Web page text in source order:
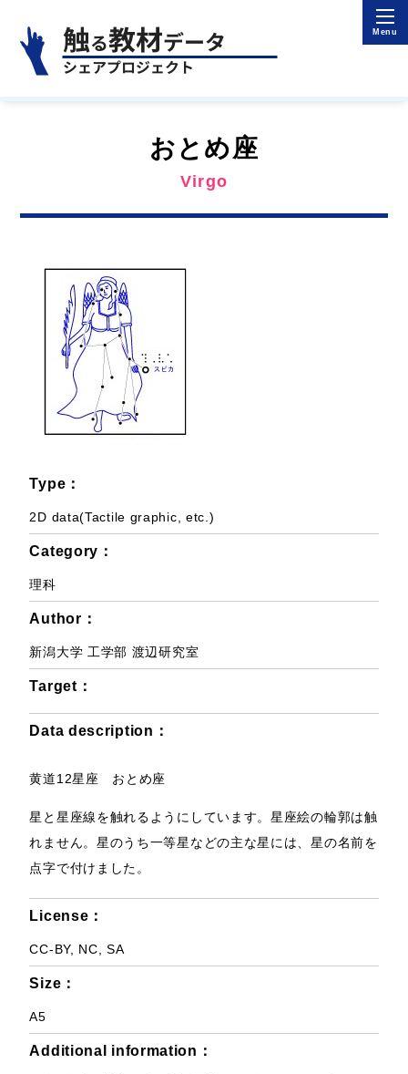
おとめ座
Virgo
Type：
2D data(Tactile graphic, etc.)
Category：
理科
Author：
新潟大学 工学部 渡辺研究室
Target：
Data description：
黄道12星座 おとめ座
星と星座線を触れるようにしています。星座絵の輪郭は触
れません。星のうち一等星などの主な星には、星の名前を
点字で付けました。
License：
CC-BY, NC, SA
Size：
A5
Additional information：